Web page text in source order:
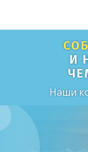
И
Наши